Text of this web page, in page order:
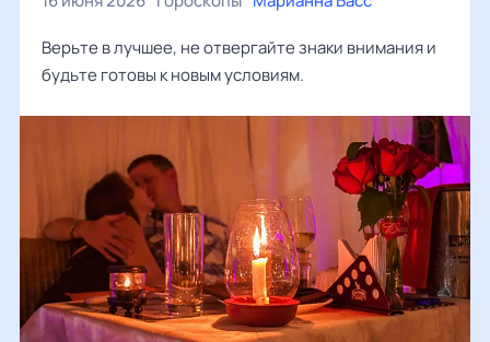
Верьте в лучшее, не отвергайте знаки внимания и
будьте готовы к новым условиям.